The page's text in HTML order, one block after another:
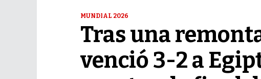
MUNDIAL 2026
Tras una
venció 3-2 a